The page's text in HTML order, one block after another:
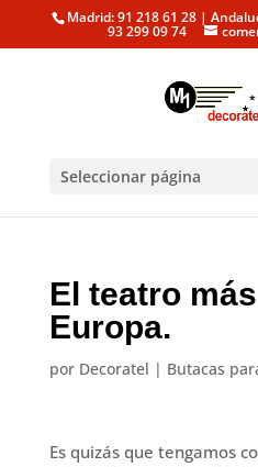
Madrid: 91 218 61 28 |
93 299 09 74
Seleccionar página
El teatro
Europa.
por Decoratel | Butacas
Es quizás que tengamos